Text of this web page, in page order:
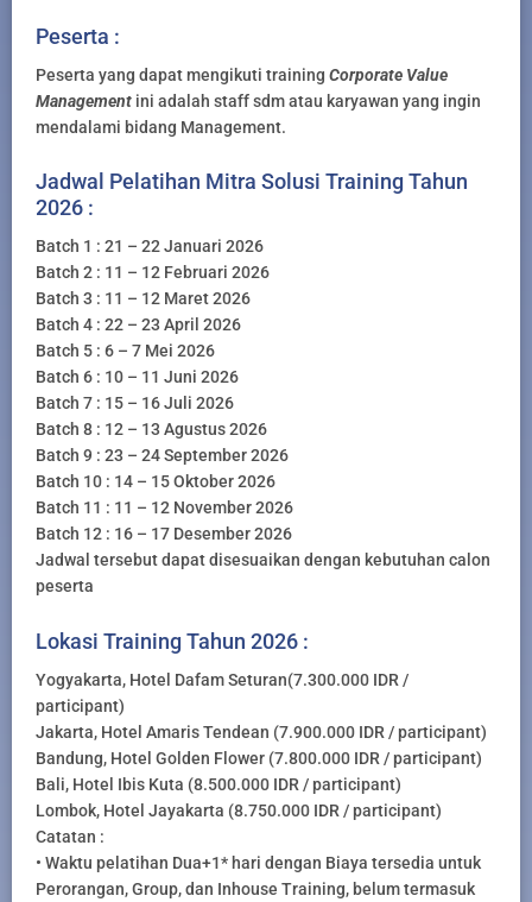
Peserta :
Peserta yang dapat mengikuti training Corporate Value
Management ini adalah staff sdm atau karyawan yang ingin
mendalami bidang Management.
Jadwal Pelatihan Mitra Solusi Training Tahun
2026 :
Batch 1 : 21 – 22 Januari 2026
Batch 2 : 11 – 12 Februari 2026
Batch 3 : 11 – 12 Maret 2026
Batch 4 : 22 – 23 April 2026
Batch 5 : 6 – 7 Mei 2026
Batch 6 : 10 – 11 Juni 2026
Batch 7 : 15 – 16 Juli 2026
Batch 8 : 12 – 13 Agustus 2026
Batch 9 : 23 – 24 September 2026
Batch 10 : 14 – 15 Oktober 2026
Batch 11 : 11 – 12 November 2026
Batch 12 : 16 – 17 Desember 2026
Jadwal tersebut dapat disesuaikan dengan kebutuhan calon
peserta
Lokasi Training Tahun 2026 :
Yogyakarta, Hotel Dafam Seturan(7.300.000 IDR /
participant)
Jakarta, Hotel Amaris Tendean (7.900.000 IDR / participant)
Bandung, Hotel Golden Flower (7.800.000 IDR / participant)
Bali, Hotel Ibis Kuta (8.500.000 IDR / participant)
Lombok, Hotel Jayakarta (8.750.000 IDR / participant)
Catatan :
• Waktu pelatihan Dua+1* hari dengan Biaya tersedia untuk
Perorangan, Group, dan Inhouse Training, belum termasuk